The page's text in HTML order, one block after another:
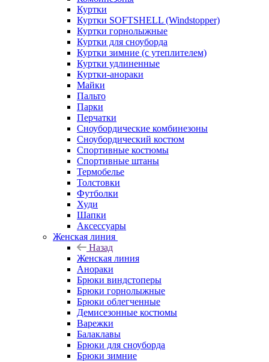
Куртки
Куртки SOFTSHELL (Windstopper)
Куртки горнолыжные
Куртки для сноуборда
Куртки зимние (с утеплителем)
Куртки удлиненные
Куртки-анораки
Майки
Пальто
Парки
Перчатки
Сноубордические комбинезоны
Сноубордический костюм
Спортивные костюмы
Спортивные штаны
Термобелье
Толстовки
Футболки
Худи
Шапки
Аксессуары
Женская линия
Назад
Женская линия
Анораки
Брюки виндстоперы
Брюки горнолыжные
Брюки облегченные
Демисезонные костюмы
Варежки
Балаклавы
Брюки для сноуборда
Брюки зимние